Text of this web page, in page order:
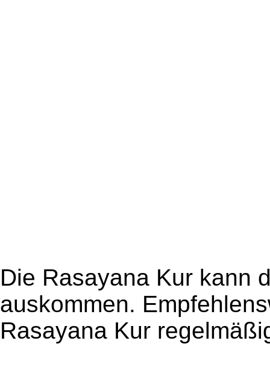
Die Rasayana Kur kann
auskommen.
Rasayana Kur